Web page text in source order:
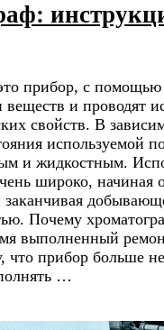
прибор, с помощью
веществ и проводят
свойств. В
используемой
и жидкостным.
широко, начиная
Почему
выполненный
что прибор больше
…